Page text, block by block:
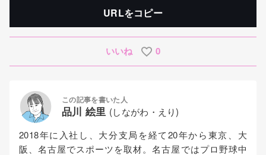
URLをコピー
いいね 0
この記事を書いた人
品川 絵里 (しながわ・えり)
2018年に入社し、大分支局を経て20年から東京、大
阪、名古屋でスポーツを取材。名古屋ではプロ野球中